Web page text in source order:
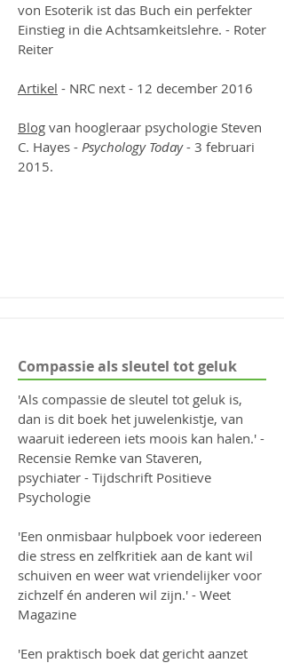
von Esoterik ist das Buch ein perfekter
Einstieg in die Achtsamkeitslehre. - Roter
Reiter
Artikel - NRC next - 12 december 2016
Blog van hoogleraar psychologie Steven
C. Hayes - Psychology Today- 3 februari
2015.
Compassie als sleutel tot geluk
'Als compassie de sleutel tot geluk is,
dan is dit boek het juwelenkistje, van
waaruit iedereen iets moois kan halen.' -
Recensie Remke van Staveren,
psychiater - Tijdschrift Positieve
Psychologie
'Een onmisbaar hulpboek voor iedereen
die stress en zelfkritiek aan de kant wil
schuiven en weer wat vriendelijker voor
zichzelf én anderen wil zijn.' - Weet
Magazine
'Een praktisch boek dat gericht aanzet